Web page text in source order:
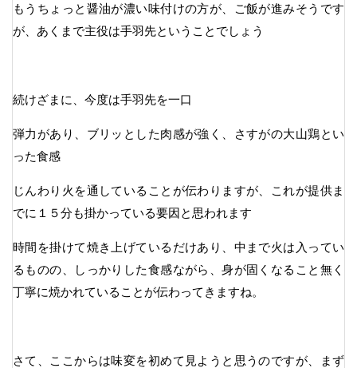
もうちょっと醤油が濃い味付けの方が、ご飯が進みそうです
が、あくまで主役は手羽先ということでしょう
続けざまに、今度は手羽先を一口
弾力があり、ブリッとした肉感が強く、さすがの大山鶏とい
った食感
じんわり火を通していることが伝わりますが、これが提供ま
でに１５分も掛かっている要因と思われます
時間を掛けて焼き上げているだけあり、中まで火は入ってい
るものの、しっかりした食感ながら、身が固くなること無く
丁寧に焼かれていることが伝わってきますね。
さて、ここからは味変を初めて見ようと思うのですが、まず